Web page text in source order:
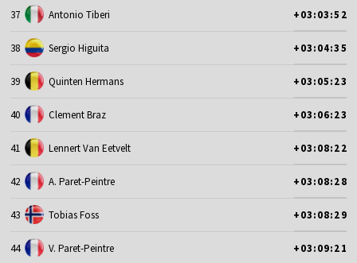
37 Antonio Tiberi +03:03:52
38 Sergio Higuita +03:04:35
39 Quinten Hermans +03:05:23
40 Clement Braz +03:06:23
41 Lennert Van Eetvelt +03:08:22
42 A. Paret-Peintre +03:08:28
43 Tobias Foss +03:08:29
44 V. Paret-Peintre +03:09:21